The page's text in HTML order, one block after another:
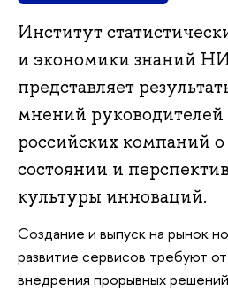
Институт
и экономики знаний
представляет
мнений руководителей
российских компаний
состоянии и
культуры инноваций.
Создание и выпуск на рынок
развитие сервисов требуют
внедрения прорывных